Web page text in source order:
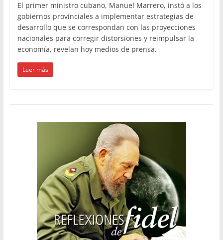
El primer ministro cubano, Manuel Marrero, instó a los
gobiernos provinciales a implementar estrategias de
desarrollo que se correspondan con las proyecciones
nacionales para corregir distorsiones y reimpulsar la
economía, revelan hoy medios de prensa.
Leer más